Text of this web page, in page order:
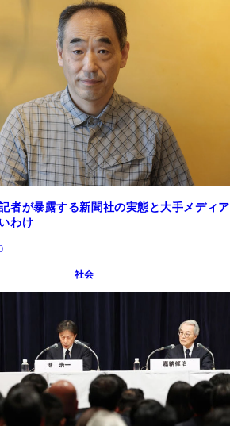
者が暴露する新聞社の実態と大手メディア
わけ
社会